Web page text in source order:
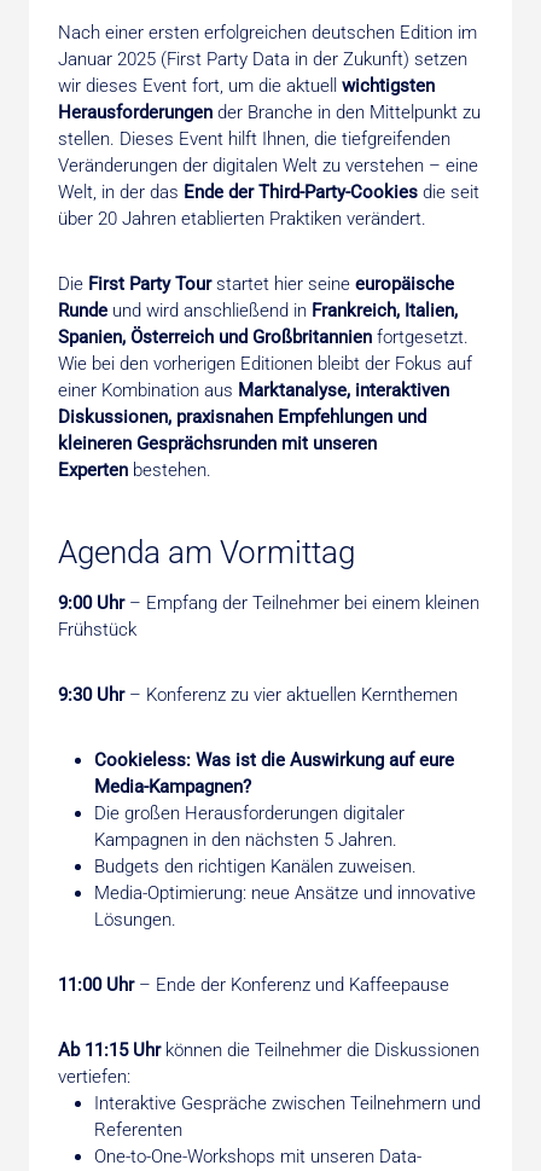
Nach einer ersten erfolgreichen deutschen Edition im
Januar 2025 (First Party Data in der Zukunft) setzen
wir dieses Event fort, um die aktuell wichtigsten
Herausforderungen der Branche in den Mittelpunkt zu
stellen. Dieses Event hilft Ihnen, die tiefgreifenden
Veränderungen der digitalen Welt zu verstehen – eine
Welt, in der das Ende der Third-Party-Cookies die seit
über 20 Jahren etablierten Praktiken verändert.
Die First Party Tourstartet hier seine europäische
Runde und wird anschließend in Frankreich, Italien,
Spanien, Österreich und Großbritannien fortgesetzt.
Wie bei den vorherigen Editionen bleibt der Fokus auf
einer Kombination aus Marktanalyse, interaktiven
Diskussionen, praxisnahen Empfehlungen und
kleineren Gesprächsrunden mit unseren
Experten bestehen.
Agenda am Vormittag
9:00 Uhr– Empfang der Teilnehmer bei einem kleinen
Frühstück
9:30 Uhr– Konferenz zu vier aktuellen Kernthemen
Cookieless: Was ist die Auswirkung auf eure
Media-Kampagnen?
Die großen Herausforderungen digitaler
Kampagnen in den nächsten 5 Jahren.
Budgets den richtigen Kanälen zuweisen.
Media-Optimierung: neue Ansätze und innovative
Lösungen.
11:00 Uhr– Ende der Konferenz und Kaffeepause
Ab 11:15 Uhrkönnen die Teilnehmer die Diskussionen
vertiefen:
Interaktive Gespräche zwischen Teilnehmern und
Referenten
One-to-One-Workshops mit unseren Data-